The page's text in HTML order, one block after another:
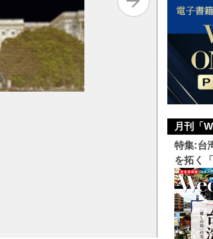
月刊「
特集:台
を拓く